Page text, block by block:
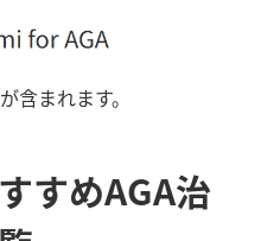
含まれます。
すめAGA治